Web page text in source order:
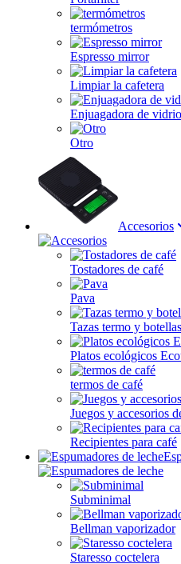
termómetros
Espresso mirror
Limpiar la cafetera
Enjuagadora de vidrio
Otro
Accesorios
Tostadores de café
Pava
Tazas termo y
Platos ecológicos
termos de café
Juegos y accesorios
Recipientes para café
Subminimal
Bellman vaporizador
Staresso coctelera